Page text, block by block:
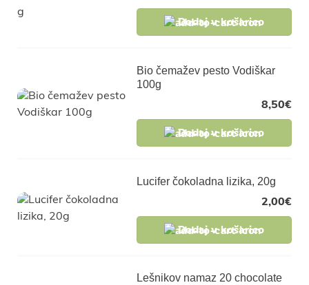
Dodaj v košarico
Bio čemažev pesto Vodiškar
100g
8,50€
Dodaj v košarico
Lucifer čokoladna lizika, 20g
2,00€
Dodaj v košarico
Lešnikov namaz 20 chocolate